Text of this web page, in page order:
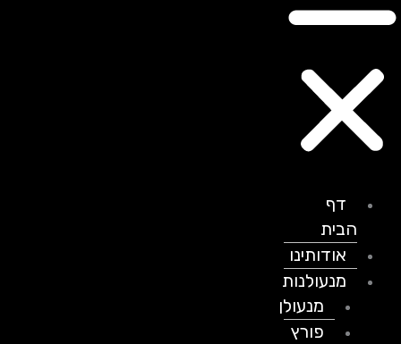
דף
הבית
אודותינו
מנעולנות
מנעולן
פורץ